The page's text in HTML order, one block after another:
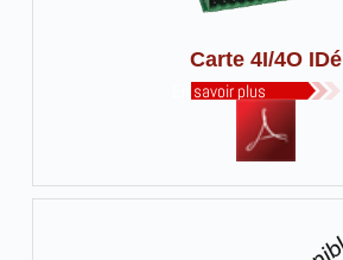
Carte 4I/4O IDé
En savoir plus